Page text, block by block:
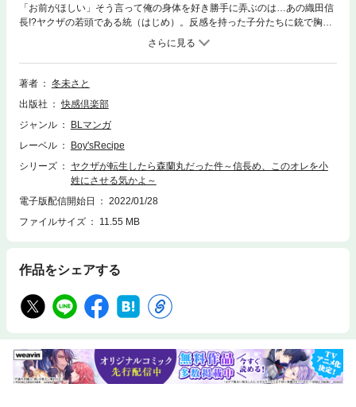
「お前がほしい」そう言って俺の身体を好き勝手に弄ぶのは…あの織田信
長!?ヤクザの若頭である統（はじめ）。反感を持った子分たちに銃で胸を
撃たれて死んだ──かと思えば、目の前に広がるは戦国時代!!天下の織田信
長になぜか気に入られ、「お前は今日から森蘭丸だ！」と訳の分からない
宣言をしやがった！おまけに手を縛られて乳首を吸われ、誰も受け入れた
ことのないアソコを掻き回されて…悔しいのに声が止まらない…！この俺
著者
冬未さと
出版社
快感倶楽部
ジャンル
BLマンガ
レーベル
Boy'sRecipe
シリーズ
ヤクザが転生したら森蘭丸だった件～信長め、このオレを小
姓にさせる気かよ～
電子版配信開始日
2022/01/28
ファイルサイズ
11.55 MB
作品をシェアする